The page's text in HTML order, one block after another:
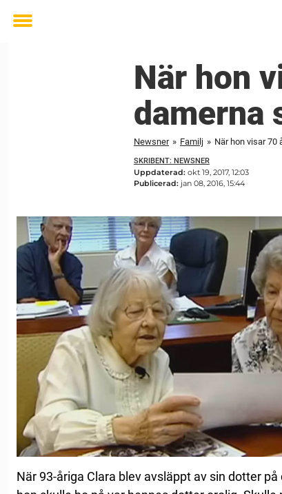
Toggle
När hon
damerna
Newsner » Familj » När hon visar 70
SKRIBENT: NEWSNER
Uppdaterad: okt 19, 2017, 12:03
Publicerad: jan 08, 2016, 15:44
När 93-åriga Clara blev avsläppt av sin dotter